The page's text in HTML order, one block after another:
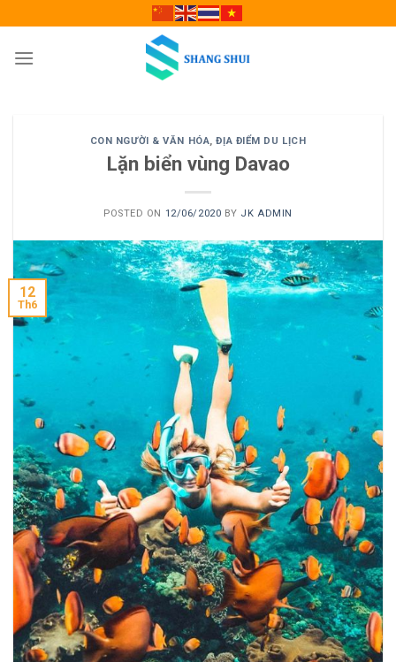
to
content
CON NGƯỜI & VĂN HÓA,ĐỊA ĐIỂM DU LỊCH
Lặn biển vùng Davao
POSTED ON 12/06/2020 BY JK ADMIN
12
Th6